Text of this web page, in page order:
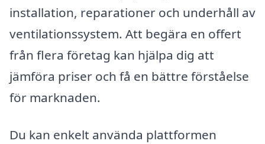
installation, reparationer och underhåll av
ventilationssystem. Att begära en offert
från flera företag kan hjälpa dig att
jämföra priser och få en bättre förståelse
för marknaden.
Du kan enkelt använda plattformen